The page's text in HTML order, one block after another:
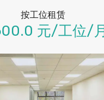
按工位租赁
元/工位/月